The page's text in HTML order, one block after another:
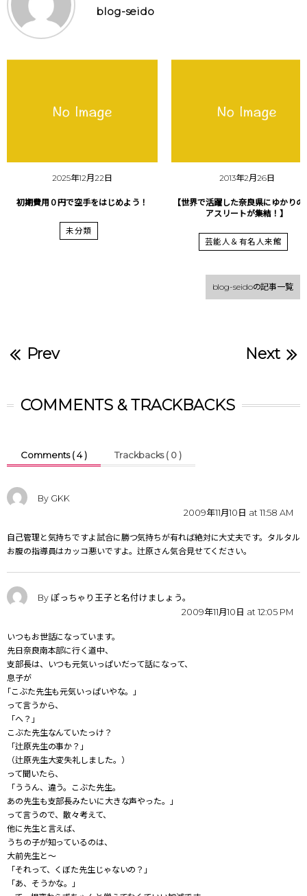
blog-seido
2025年12月22日
初期費用０円で空手をはじめよう！
未分類
2013年2月26日
【世界で活躍した奈良県にゆかりの
アスリートが集結！】
芸能人＆有名人来館
blog-seidoの記事一覧
Prev Next
COMMENTS & TRACKBACKS
Comments ( 4 ) Trackbacks ( 0 )
By GKK
2009年11月10日 at 11:58 AM
自己管理と気持ちですよ試合に勝つ気持ちが有れば絶対に大丈夫です。 タルタル
お腹の指導員はカッコ悪いですよ。辻原さん気合見せてください。
By ぽっちゃり王子と名付けましょう。
2009年11月10日 at 12:05 PM
いつもお世話になっています。
先日奈良南本部に行く道中、
支部長は、いつも元気いっぱいだって話になって、
息子が
｢こぶた先生も元気いっぱいやな。」
って言うから、
「へ？」
こぶた先生なんていたっけ？
「辻原先生の事か？」
（辻原先生大変失礼しました。）
って聞いたら、
「ううん、違う。こぶた先生。
あの先生も支部長みたいに大きな声やった。」
って言うので、散々考えて、
他に先生と言えば、
うちの子が知っているのは、
大前先生と～
「それって、くぼた先生じゃないの？」
「あ、そうかな。」